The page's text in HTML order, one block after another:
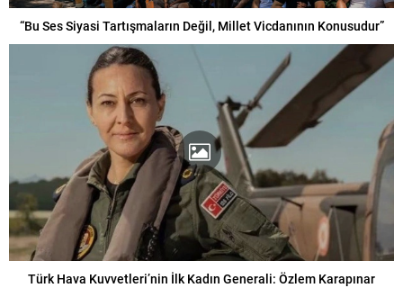
“Bu Ses Siyasi Tartışmaların Değil, Millet Vicdanının Konusudur”
Türk Hava Kuvvetleri’nin İlk Kadın Generali: Özlem Karapınar